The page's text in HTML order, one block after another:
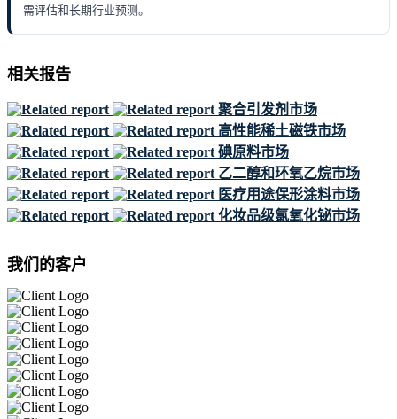
需评估和长期行业预测。
相关报告
聚合引发剂市场
高性能稀土磁铁市场
碘原料市场
乙二醇和环氧乙烷市场
医疗用途保形涂料市场
化妆品级氯氧化铋市场
我们的客户